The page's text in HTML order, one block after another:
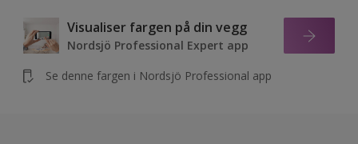
Visualiser fargen på din vegg
Nordsjö Professional Expert app
Se denne fargen i Nordsjö Professional app